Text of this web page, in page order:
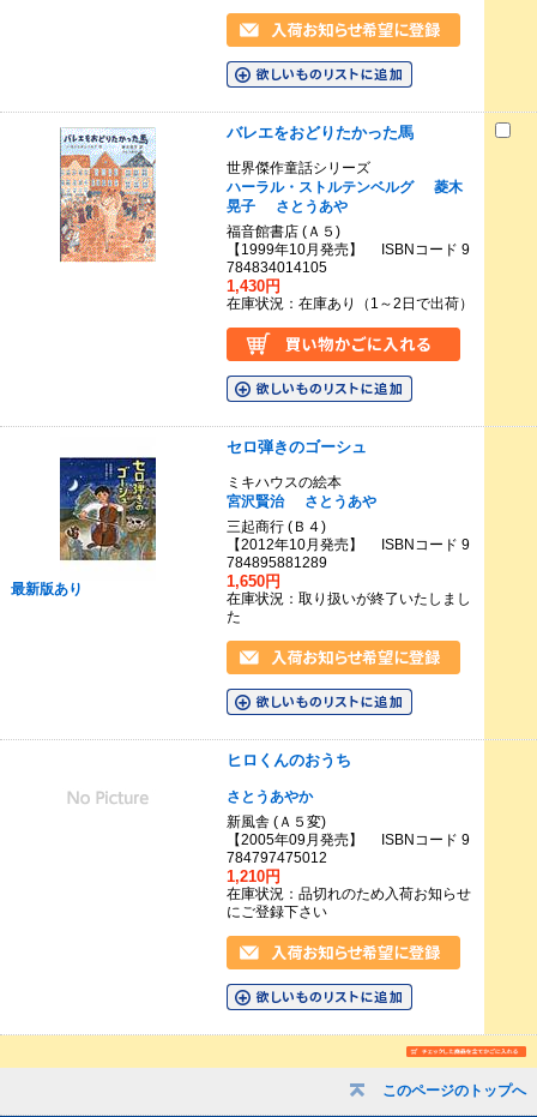
このページのトップへ
バレエをおどりたかった馬
世界傑作童話シリーズ
ハーラル・ストルテンベルグ
菱木
晃子
さとうあや
福音館書店 (Ａ５)
【1999年10月発売】 ISBNコード 9
784834014105
1,430円
在庫状況：在庫あり（1～2日で出荷）
最新版あり
セロ弾きのゴーシュ
ミキハウスの絵本
宮沢賢治
さとうあや
三起商行 (Ｂ４)
【2012年10月発売】 ISBNコード 9
784895881289
1,650円
在庫状況：取り扱いが終了いたしまし
た
ヒロくんのおうち
さとうあやか
新風舎 (Ａ５変)
【2005年09月発売】 ISBNコード 9
784797475012
1,210円
在庫状況：品切れのため入荷お知らせ
にご登録下さい